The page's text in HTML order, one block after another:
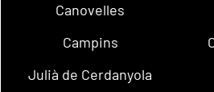
Canovelles
Campins
Julià de Cerdanyola